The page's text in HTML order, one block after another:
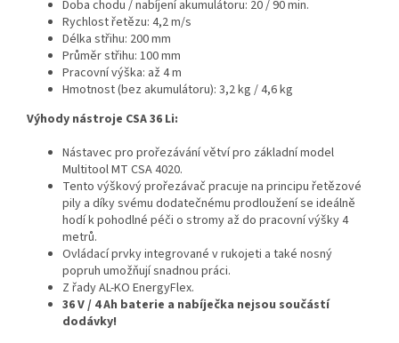
Doba chodu / nabíjení akumulátoru: 20 / 90 min.
Rychlost řetězu: 4,2 m/s
Délka střihu: 200 mm
Průměr střihu: 100 mm
Pracovní výška: až 4 m
Hmotnost (bez akumulátoru): 3,2 kg / 4,6 kg
Výhody nástroje CSA 36 Li:
Nástavec pro prořezávání větví pro základní model
Multitool MT CSA 4020.
Tento výškový prořezávač pracuje na principu řetězové
pily a díky svému dodatečnému prodloužení se ideálně
hodí k pohodlné péči o stromy až do pracovní výšky 4
metrů.
Ovládací prvky integrované v rukojeti a také nosný
popruh umožňují snadnou práci.
Z řady AL-KO EnergyFlex.
36 V / 4 Ah baterie a nabíječka nejsou součástí
dodávky!